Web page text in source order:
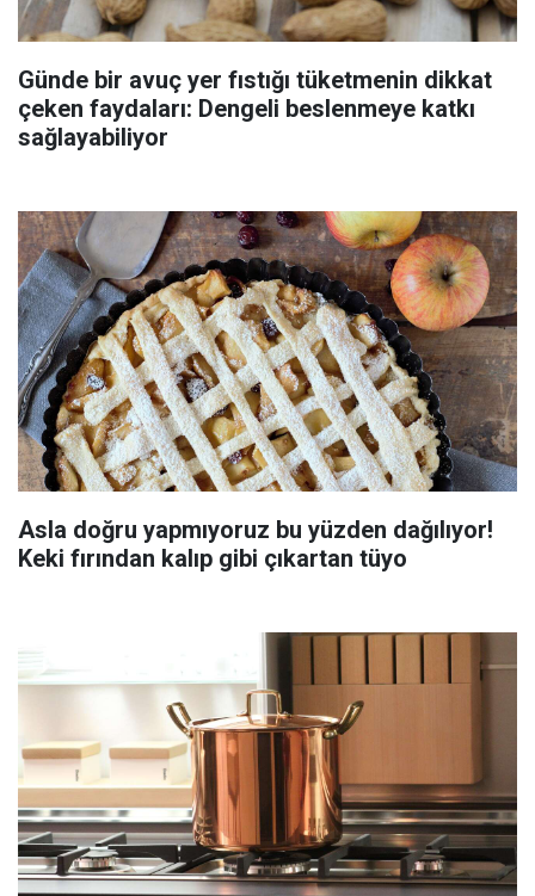
Günde bir avuç yer fıstığı tüketmenin dikkat
çeken faydaları: Dengeli beslenmeye katkı
sağlayabiliyor
Asla doğru yapmıyoruz bu yüzden dağılıyor!
Keki fırından kalıp gibi çıkartan tüyo